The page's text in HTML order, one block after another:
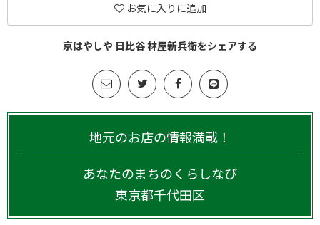
お気に入りに追加
京はやしや 日比谷 林屋新兵衛をシェアする
地元のお店の情報満載！
あなたのまちのくらしなび
東京都千代田区